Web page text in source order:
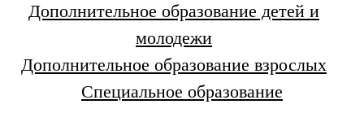
Дополнительное образование детей и
молодежи
Дополнительное образование взрослых
Специальное образование